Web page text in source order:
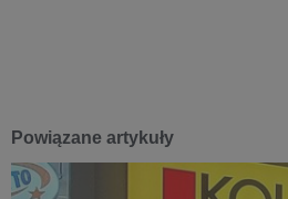
Powiązane artykuły